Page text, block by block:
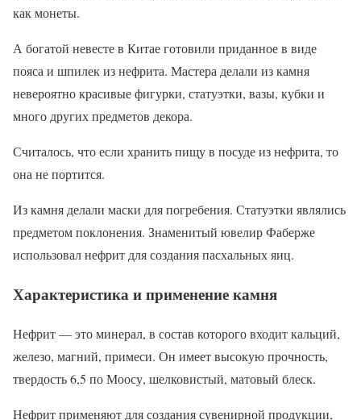
как монеты.
А богатой невесте в Китае готовили приданное в виде
пояса и шпилек из нефрита. Мастера делали из камня
невероятно красивые фигурки, статуэтки, вазы, кубки и
много других предметов декора.
Считалось, что если хранить пищу в посуде из нефрита, то
она не портится.
Из камня делали маски для погребения. Статуэтки являлись
предметом поклонения. Знаменитый ювелир Фаберже
использовал нефрит для создания пасхальных яиц.
Характеристика и применение камня
Нефрит — это минерал, в состав которого входит кальций,
железо, магний, примеси. Он имеет высокую прочность,
твердость 6,5 по Моосу, шелковистый, матовый блеск.
Нефрит применяют для создания сувенирной продукции,